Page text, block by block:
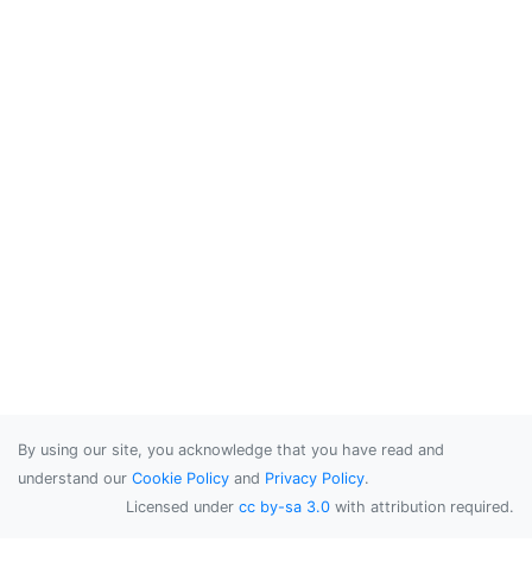
By using our site, you acknowledge that you have read and
understand our Cookie Policy and Privacy Policy.
Licensed under cc by-sa 3.0 with attribution required.